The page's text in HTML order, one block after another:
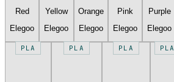
Red
Elegoo
Yellow
Elegoo
Orange
Elegoo
Pink
Elegoo
Purple
Elegoo
PLA PLA PLA PLA